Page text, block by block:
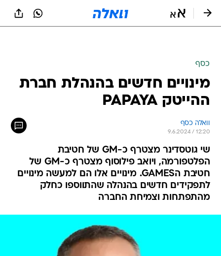
כסף
מינויים חדשים בהנהלת חברת
ההייטק PAPAYA
וואלה כסף
9.6.2024 / 12:20
שי גוטסדינר מצטרף כ-GM של חטיבת
הפלטפורמה, ויואב פילוסוף מצטרף כ-GM של
חטיבת הGAMES. מינויים אלו הם למעשה מינויים
לתפקידים חדשים בהנהלה שהתווספו כחלק
מהתפתחות וצמיחת החברה